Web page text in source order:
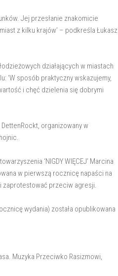
Jej przesłanie znakomicie
z kilku krajów’ – podkreśla Łukasz
działających w miastach
‘W sposób praktyczny wskazujemy,
i chęć dzielenia się dobrymi
organizowany w
‘NIGDY WIĘCEJ’ Marcina
w pierwszą rocznicę napaści na
zaprotestować przeciw agresji.
wydania) została opublikowana
Muzyka Przeciwko Rasizmowi,